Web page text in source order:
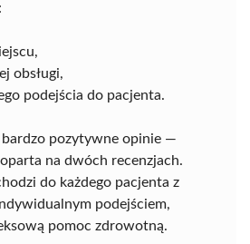
obsługi,
podejścia do pacjenta.
pozytywne opinie —
na dwóch recenzjach.
do każdego pacjenta z
podejściem,
pomoc zdrowotną.